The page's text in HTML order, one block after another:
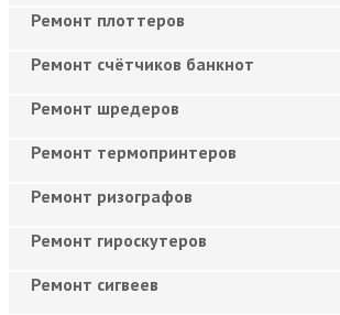
Ремонт плоттеров
Ремонт счётчиков банкнот
Ремонт шредеров
Ремонт термопринтеров
Ремонт ризографов
Ремонт гироскутеров
Ремонт сигвеев